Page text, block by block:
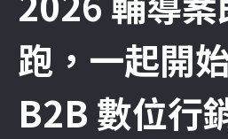
跑，一起開
B2B 數位行